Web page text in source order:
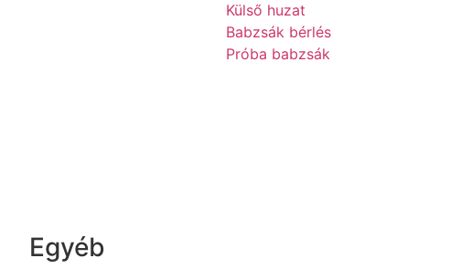
Külső huzat
Babzsák bérlés
Próba babzsák
Egyéb